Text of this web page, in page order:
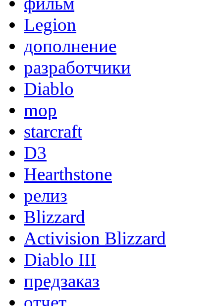
Legion
дополнение
разработчики
Diablo
mop
starcraft
D3
Hearthstone
релиз
Blizzard
Activision Blizzard
Diablo III
предзаказ